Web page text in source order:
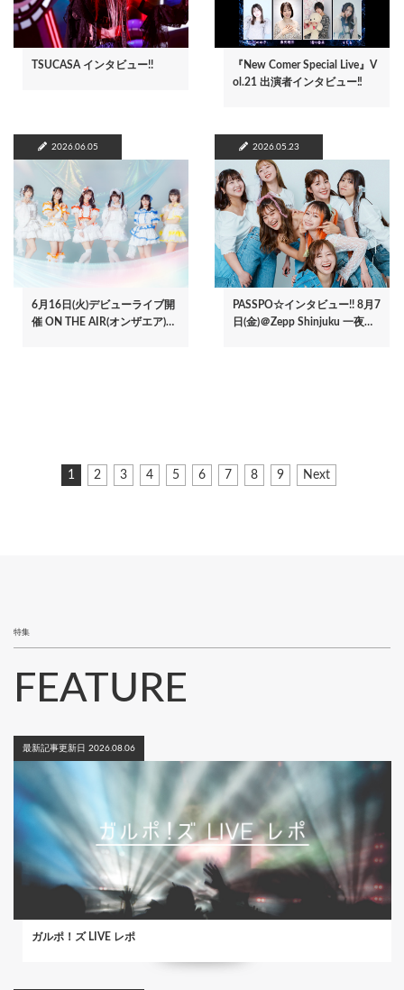
TSUCASA インタビュー!!
『New Comer Special Live』V
ol.21 出演者インタビュー‼
2026.06.05
6月16日(火)デビューライブ開
催 ON THE AIR(オンザエア)…
2026.05.23
PASSPO☆インタビュー!! 8月7
日(金)＠Zepp Shinjuku 一夜…
カ
1
ペ
2
ペ
3
ペ
4
ペ
5
ペ
6
ペ
7
ペ
8
ペ
9
次
Next
特集
FEATURE
最新記事更新日 2026.08.06
ガルポ！ズ LIVE レポ